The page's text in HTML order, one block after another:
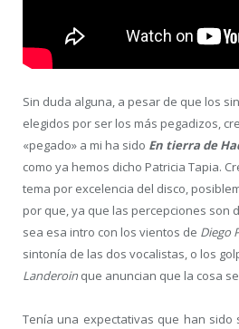
Sin duda alguna, a pesar de que los
elegidos por ser los más pegadizos,
«pegado» a mi ha sido En tierra de
como ya hemos dicho Patricia Tapia.
tema por excelencia del disco,
por que, ya que las percepciones son
sea esa intro con los vientos de Diego
sintonía de las dos vocalistas, o los
Landeroin que anuncian que la cosa
Tenía una expectativas que han sido